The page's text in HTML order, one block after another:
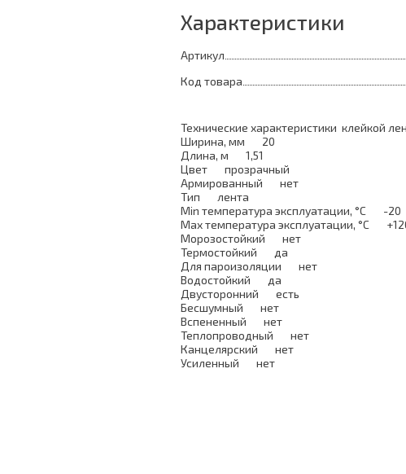
Характеристики
Артикул
Код товара
Технические характеристики клейкой
Ширина, мм 20
Длина, м 1,51
Цвет прозрачный
Армированный нет
Тип лента
Min температура эксплуатации, °С -
Max температура эксплуатации, °С
Морозостойкий нет
Термостойкий да
Для пароизоляции нет
Водостойкий да
Двусторонний есть
Бесшумный нет
Вспененный нет
Теплопроводный нет
Канцелярский нет
Усиленный нет